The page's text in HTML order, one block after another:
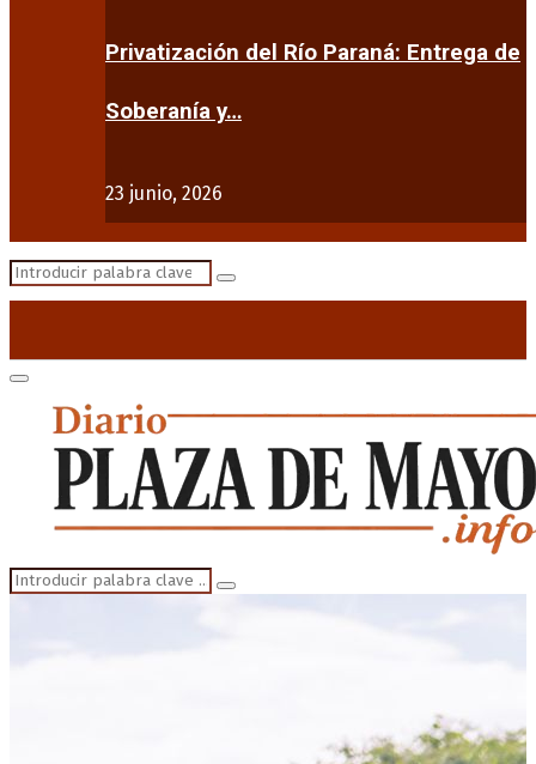
Privatización del Río Paraná: Entrega de
Soberanía y…
23 junio, 2026
Search
Search
Primary
Menu
Search
for:
Search